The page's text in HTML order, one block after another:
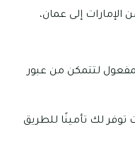
الإمارات إلى عمان،
لتتمكن من عبور
توفر لك تأمينًا للطريق